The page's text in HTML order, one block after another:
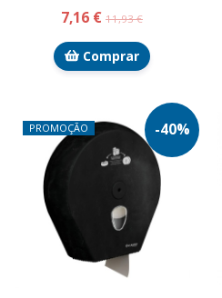
7,16 € 11,93 €
Comprar
-40%
PROMOÇÃO